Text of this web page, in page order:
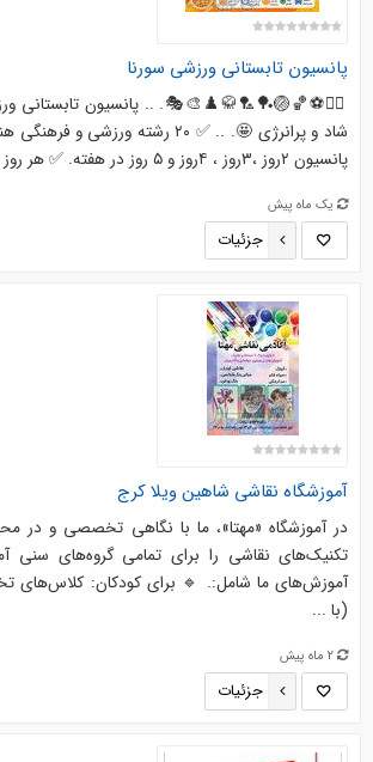
پانسیون تابستانی ورزشی سورنا
🏊‍♂️⚽️🏀🏐🏓🏸🥋♟️🎨🎭. .. پانسیون تابستانی
شاد و پرانرژی 🤩. .. ✅️ ۲۰ رشته ورزشی
پانسیون ۲روز ،۳روز ، ۴روز و ۵ روز در هفته. ✅️ هر روز برای ...
یک ماه پیش
جزئیات
آموزشگاه نقاشی شاهین ویلا کرج
در آموزشگاه «مهتا»، ما با نگاهی تخصصی و در
تکنیک‌های نقاشی را برای تمامی گروه‌های سنی
آموزش‌های ما شامل:. 🔹 برای کودکان:
(با ...
2 ماه پیش
جزئیات